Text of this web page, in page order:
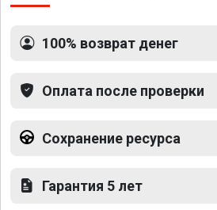
100% возврат денег
Оплата после проверки
Сохранение ресурса
Гарантия 5 лет